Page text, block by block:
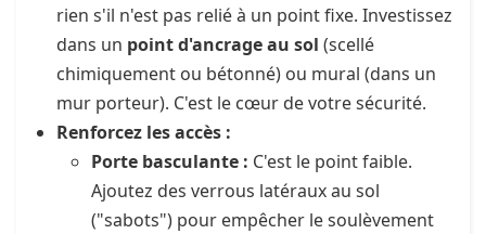
rien s'il n'est pas relié à un point fixe. Investissez
dans un point d'ancrage au sol (scellé
chimiquement ou bétonné) ou mural (dans un
mur porteur). C'est le cœur de votre sécurité.
Renforcez les accès :
Porte basculante : C'est le point faible.
Ajoutez des verrous latéraux au sol
("sabots") pour empêcher le soulèvement